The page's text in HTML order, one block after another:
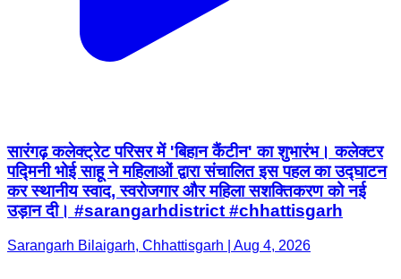
सारंगढ़ कलेक्ट्रेट परिसर में 'बिहान कैंटीन' का शुभारंभ। कलेक्टर
पद्मिनी भोई साहू ने महिलाओं द्वारा संचालित इस पहल का उद्घाटन
Sarangarh Bilaigarh, Chhattisgarh | Aug 4, 2026